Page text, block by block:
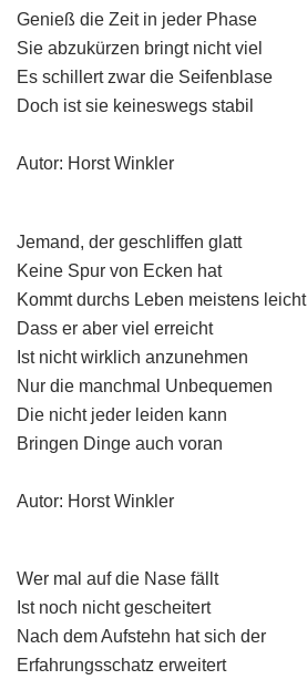
Genieß die Zeit in jeder Phase
Sie abzukürzen bringt nicht viel
Es schillert zwar die Seifenblase
Doch ist sie keineswegs stabil
Autor: Horst Winkler
Jemand, der geschliffen glatt
Keine Spur von Ecken hat
Kommt durchs Leben meistens leicht
Dass er aber viel erreicht
Ist nicht wirklich anzunehmen
Nur die manchmal Unbequemen
Die nicht jeder leiden kann
Bringen Dinge auch voran
Autor: Horst Winkler
Wer mal auf die Nase fällt
Ist noch nicht gescheitert
Nach dem Aufstehn hat sich der
Erfahrungsschatz erweitert